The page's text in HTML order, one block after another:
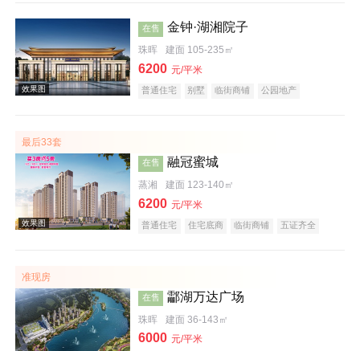
在售 金钟·湖湘院子
珠晖 建面 105-235㎡
6200 元/平米
普通住宅 别墅 临街商铺
公园地产
最后33套
在售 融冠蜜城
蒸湘 建面 123-140㎡
6200 元/平米
普通住宅 住宅底商 临街商铺 五证齐全
准现房
在售 酃湖万达广场
珠晖 建面 36-143㎡
6000 元/平米